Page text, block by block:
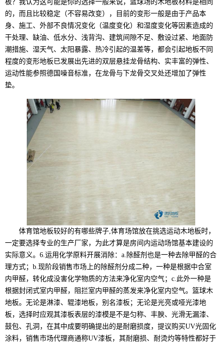
板？我认为这可能是你的选择一般来说，篮球场的木地板材料是相同
的，而且比较稳定（不容易改变），目前的变形一般是由于产品本
身、施工、外部不良情况变化（温度变化）和湿度变化等因素造成的
干处理、缺油、低水分、浅背沟、建筑间隙不足、敷设过紧、地面防
潮措施、湿天气、太阳暴露、热冷引起的温差等，都会引起地板不同
程度的变形地板已发展出先进的双层悬挂龙骨结构、实丰富的弹性、
运动性能参照德国噪音标准，在龙骨与下龙骨交叉处还增加了弹性
垫。
体育馆地板较好的有哪些牌子,体育场馆放在挑选运动木地板时，
一定要选择专业的生产厂家，为此才算是房间内运动场馆基本建设的
实际意义。6.运用化学原料开展消除：a.除醛剂也是一种去除甲醛的合
理方式；b.现阶段销售市场上的除醛剂分成二种，一种是根据中合室
内甲醛，转化成没害化学物质的方法来净化室内空气；c.此外一种是
根据封闭式室内甲醛，阻拦室内甲醛的蒸发来净化室内空气。篮球木
地板。无论是淋漆、辊漆地板，别名漆板；无论是光亮或哑光漆地
板，选择时应观其漆板表层的漆模是不是匀称、丰腴、光滑无漏漆、
鼓包、孔洞，在其中成要明确提出的是耐磨损度，提议购买UV光固化
涂料，销售市场代理商通称UV漆板，其耐磨损、耐烫灼等特性都好于